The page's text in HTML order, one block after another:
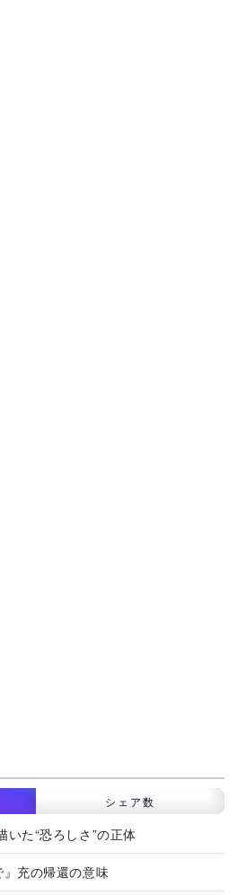
シェア数
いた“恐ろしさ”の正体
』充の帰還の意味